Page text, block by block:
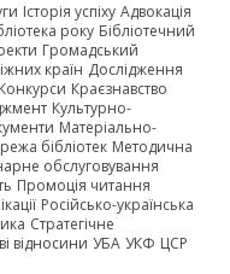
Історія успіху Адвокація
року Бібліотечний
Громадський
країн Дослідження
Конкурси Краєзнавство
Культурно-
Матеріально-
бібліотек Методична
обслуговування
Промоція читання
Російсько-українська
Стратегічне
відносини УБА УКФ ЦСР